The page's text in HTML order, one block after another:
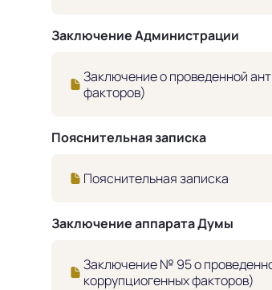
Заключение Администрации
Заключение о проведенной
факторов)
Пояснительная записка
Пояснительная записка
Заключение аппарата Думы
Заключение № 95 о
коррупциогенных факторов)